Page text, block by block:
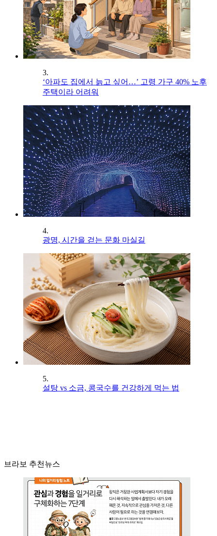
3.
‘아파도 집에서 늙고 싶어…’ 고령 가구 40% 노후
주택이라 어려워
4.
광명, 시간을 걷는 문화 마실길
5.
설탕 vs 소금, 콩국수를 건강하게 먹는 법
브라보 추천뉴스